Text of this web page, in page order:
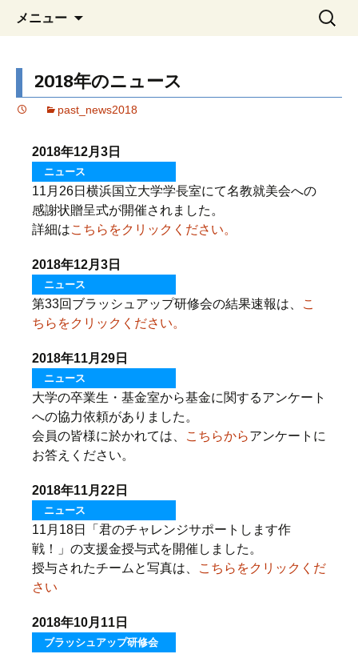
YNU 横浜国立大学機械工学・
材料系学科同窓会『名教就美
YNU 横浜国立大学機械工学・材料系学科
同窓会の情報交流と親睦活動動の情報
をご案内します
メニュー
ツ
へ
動
検
2018年のニュース
past_news2018
2018年12月3日
ニュース
11月26日横浜国立大学学長室にて名教就美会への
感謝状贈呈式が開催されました。
詳細はこちらをクリックください。
2018年12月3日
ニュース
第33回ブラッシュアップ研修会の結果速報は、
こ
ちらをクリックください。
2018年11月29日
ニュース
大学の卒業生・基金室から基金に関するアンケート
への協力依頼がありました。
会員の皆様に於かれては、
こちらからアンケートに
お答えください。
2018年11月22日
ニュース
11月18日「君のチャレンジサポートします作
戦！」の支援金授与式を開催しました。
授与されたチームと写真は、
こちらをクリックくだ
さい
2018年10月11日
ブラッシュアップ研修会